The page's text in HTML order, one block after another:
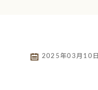
2025年03月10日